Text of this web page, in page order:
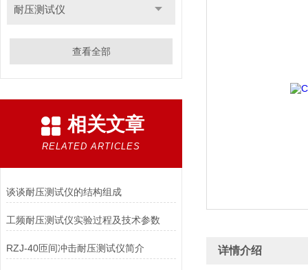
耐压测试仪
查看全部
相关文章
RELATED ARTICLES
谈谈耐压测试仪的结构组成
工频耐压测试仪实验过程及技术参数
RZJ-40匝间冲击耐压测试仪简介 详情介绍